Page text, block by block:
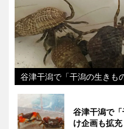
谷津干潟で「干潟の生き
谷津干潟で
け企画も拡充